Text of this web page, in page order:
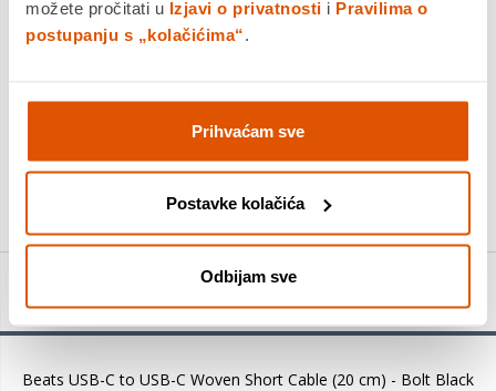
možete pročitati u Izjavi o privatnosti i Pravilima o
postupanju s „kolačićima“
Prihvaćam sve
Postavke kolačića
Odbijam sve
jednokratno i na rate
Povrat robe moguć unutar 14 dana
Beats USB-C to USB-C Woven Short Cable (20 cm) - Bolt Black